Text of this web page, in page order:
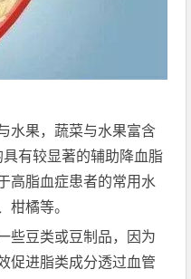
水果，蔬菜与水果富含
有较显著的辅助降血脂
高脂血症患者的常用水
柑橘等。
些豆类或豆制品，因为
促进脂类成分透过血管